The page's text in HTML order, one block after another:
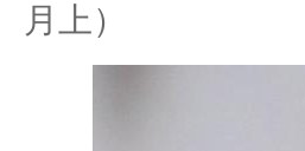
月上）